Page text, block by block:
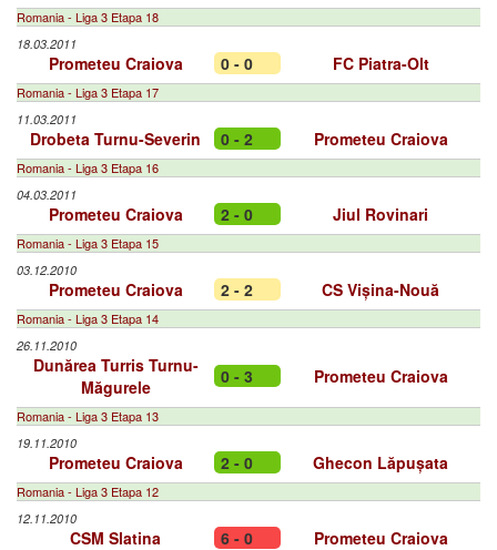
Romania - Liga 3 Etapa 18
18.03.2011
Prometeu Craiova 0 - 0 FC Piatra-Olt
Romania - Liga 3 Etapa 17
11.03.2011
Drobeta Turnu-Severin 0 - 2 Prometeu Craiova
Romania - Liga 3 Etapa 16
04.03.2011
Prometeu Craiova 2 - 0 Jiul Rovinari
Romania - Liga 3 Etapa 15
03.12.2010
Prometeu Craiova 2 - 2 CS Vișina-Nouă
Romania - Liga 3 Etapa 14
26.11.2010
Dunărea Turris Turnu-
Măgurele
0 - 3 Prometeu Craiova
Romania - Liga 3 Etapa 13
19.11.2010
Prometeu Craiova 2 - 0 Ghecon Lăpușata
Romania - Liga 3 Etapa 12
12.11.2010
CSM Slatina 6 - 0 Prometeu Craiova